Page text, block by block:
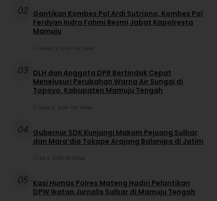
02 Gantikan Kombes Pol Ardi Sutriono, Kombes Pol
Ferdyan Indra Fahmi Resmi Jabat Kapolresta
Mamuju
Januari 2, 2026 114 Dilihat
03 DLH dan Anggota DPR Bertindak Cepat
Menelusuri Perubahan Warna Air Sungai di
Topoyo, Kabupaten Mamuju Tengah
Maret 5, 2026 108 Dilihat
04 Gubernur SDK Kunjungi Makam Pejuang Sulbar
dan Mara’dia Tokape Arajang Balanipa di Jatim
Juli 5, 2025 98 Dilihat
05 Kasi Humas Polres Mateng Hadiri Pelantikan
DPW Ikatan Jurnalis Sulbar di Mamuju Tengah